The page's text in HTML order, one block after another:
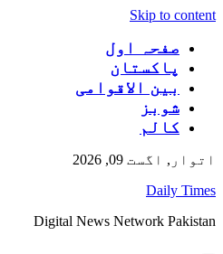
Skip to content
صفحہ اول
پاکستان
بین الاقوامی
شوبز
کالم
اتوار, اگست 09, 2026
Daily Times
Digital News Network Pakistan